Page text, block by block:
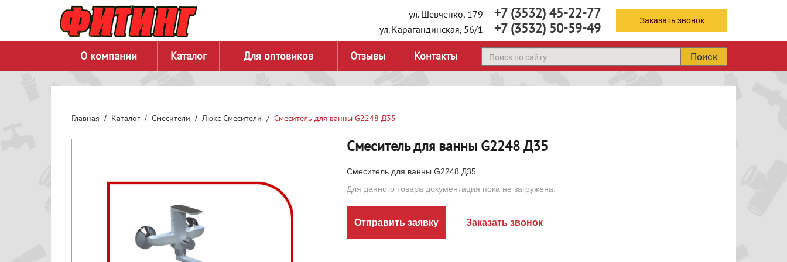
ул. Шевченко, 179 +7 (3532) 45-22-77
ул. Карагандинская, 56/1 +7 (3532) 50-59-49 Заказать звонок
О компании Каталог Для оптовиков Отзывы Контакты Поиск
Главная Каталог Смесители Люкс Смесители Смеситель для ванны G2248 Д35
Смеситель для ванны G2248 Д35
Смеситель для ванны G2248 Д35
Для данного товара документация пока не загружена.
Отправить заявку Заказать звонок